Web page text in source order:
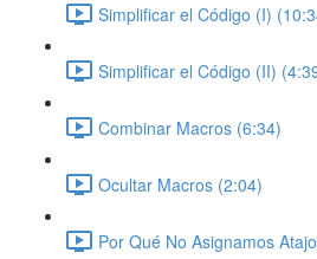
Simplificar el Código (I)
Simplificar el Código (II)
Combinar Macros (6:34)
Ocultar Macros (2:04)
Por Qué No Asignamos